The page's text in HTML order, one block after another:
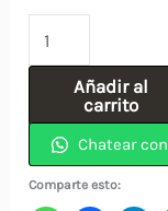
Orbital
1/4
de
Pliego
Añadir al
carrito
Chatear
Comparte esto: